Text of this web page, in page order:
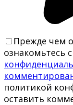
Прежде чем
ознакомьтесь с
политикой
оставить